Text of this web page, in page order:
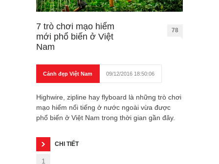
7 trò chơi mạo hiểm
mới phổ biến ở Việt
Nam
78
Cảnh đẹp Việt Nam 09/12/2016 18:50:06
Highwire, zipline hay flyboard là những trò chơi
mạo hiểm nổi tiếng ở nước ngoài vừa được
phổ biến ở Việt Nam trong thời gian gần đây.
CHI TIẾT
1